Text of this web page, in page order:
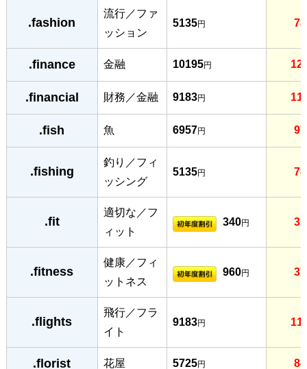
.fashion
流行／ファ
ッション
5135円
.finance 金融 10195円
.financial 財務／金融 9183円
.fish 魚 6957円
.fishing
釣り／フィ
ッシング
5135円
.fit
適切な／フ
ィット
340円
.fitness
健康／フィ
ットネス
960円
.flights
飛行／フラ
イト
9183円
.florist 花屋 5725円